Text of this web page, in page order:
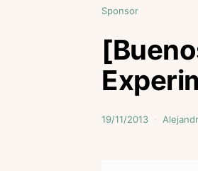
Sponsor
19/11/2013